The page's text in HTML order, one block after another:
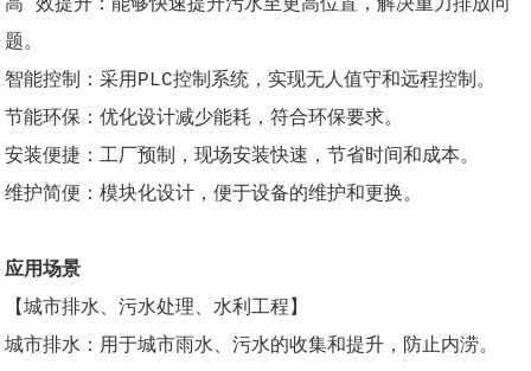
题。
智能控制：采用PLC控制系统，实现无人值守和远程控制。
节能环保：优化设计减少能耗，符合环保要求。
安装便捷：工厂预制，现场安装快速，节省时间和成本。
维护简便：模块化设计，便于设备的维护和更换。
应用场景
【城市排水、污水处理、水利工程】
城市排水：用于城市雨水、污水的收集和提升，防止内涝。